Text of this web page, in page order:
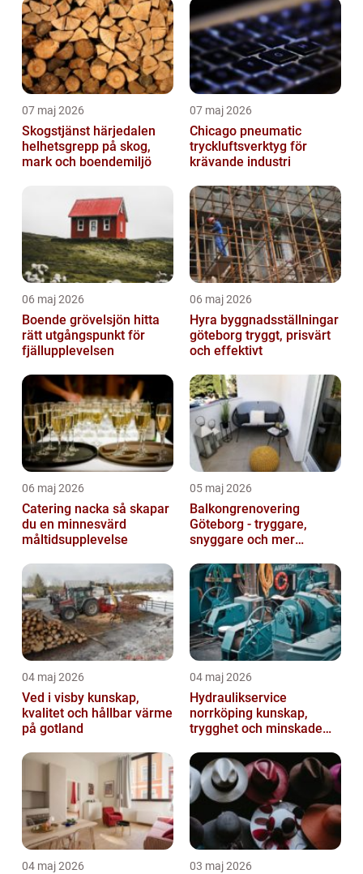
07 maj 2026
Skogstjänst härjedalen
helhetsgrepp på skog,
mark och boendemiljö
07 maj 2026
Chicago pneumatic
tryckluftsverktyg för
krävande industri
06 maj 2026
Boende grövelsjön hitta
rätt utgångspunkt för
fjällupplevelsen
06 maj 2026
Hyra byggnadsställningar
göteborg tryggt, prisvärt
och effektivt
06 maj 2026
Catering nacka så skapar
du en minnesvärd
måltidsupplevelse
05 maj 2026
Balkongrenovering
Göteborg - tryggare,
snyggare och mer
04 maj 2026
Ved i visby kunskap,
kvalitet och hållbar värme
på gotland
04 maj 2026
Hydraulikservice
norrköping kunskap,
trygghet och minskade
04 maj 2026 03 maj 2026